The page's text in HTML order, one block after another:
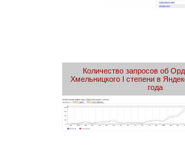
Количество запросов об
Хмельницкого I степени в
года